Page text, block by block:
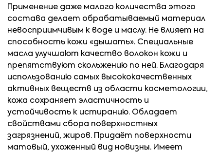
Применение даже малого количества этого
состава делает обрабатываемый материал
невосприимчивым к воде и маслу. Не влияет на
способность кожи «дышать». Специальные
масла улучшают качество волокон кожи и
препятствуют скольжению по ней. Благодаря
использованию самых высококачественных
активных веществ из области косметологии,
кожа сохраняет эластичность и
устойчивость к истиранию. Обладает
свойствами сбора поверхностных
загрязнений, жиров. Придаёт поверхности
матовый, ухоженный вид новизны. Имеет